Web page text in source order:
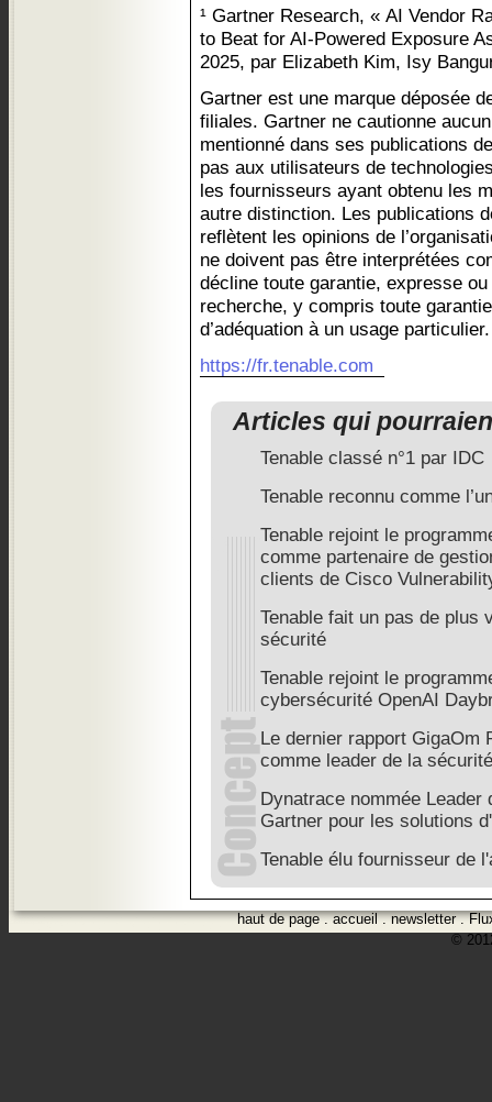
¹ Gartner Research, « AI Vendor
to Beat for AI-Powered Exposure
2025, par Elizabeth Kim, Isy
Gartner est une marque déposée
filiales. Gartner ne cautionne
mentionné dans ses publications
pas aux utilisateurs de
les fournisseurs ayant obtenu les
autre distinction. Les publications
reflètent les opinions de
ne doivent pas être interprétées
décline toute garantie, expresse
recherche, y compris toute
d’adéquation à un usage particulier.
https://fr.tenable.com
Articles qui
Tenable classé n°1 par IDC
Tenable reconnu comme
Tenable rejoint le
comme partenaire de
clients de Cisco
Tenable fait un pas de plus
sécurité
Tenable rejoint le
cybersécurité OpenAI
Le dernier rapport GigaOm
comme leader de la
Dynatrace nommée Leader
Gartner pour les solutions
Tenable élu fournisseur de
haut de page.accueil.newsletter.
©